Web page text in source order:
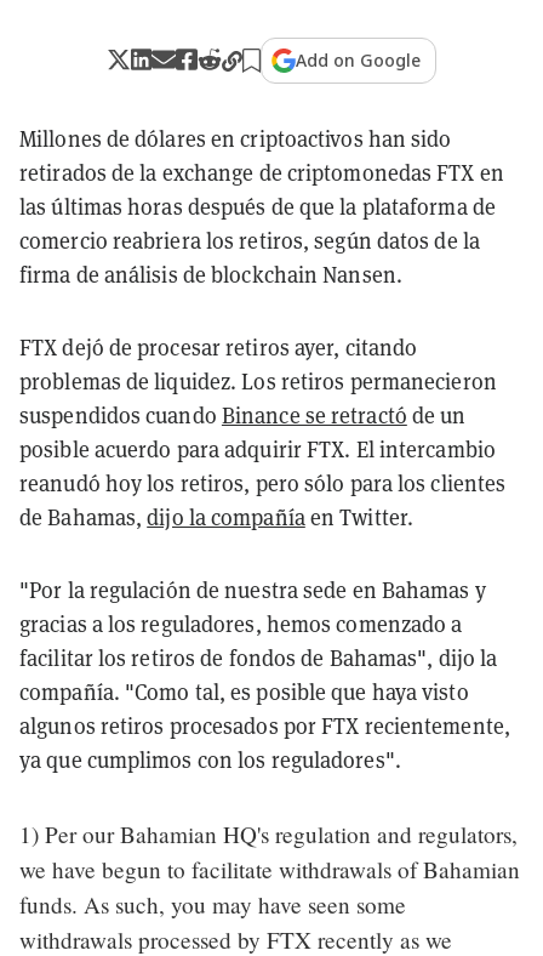
Add on Google
Millones de dólares en criptoactivos han sido
retirados de la exchange de criptomonedas FTX en
las últimas horas después de que la plataforma de
comercio reabriera los retiros, según datos de la
firma de análisis de blockchain Nansen.
FTX dejó de procesar retiros ayer, citando
problemas de liquidez. Los retiros permanecieron
suspendidos cuando Binance se retractó de un
posible acuerdo para adquirir FTX. El intercambio
reanudó hoy los retiros, pero sólo para los clientes
de Bahamas,dijo la compañíaen Twitter.
"Por la regulación de nuestra sede en Bahamas y
gracias a los reguladores, hemos comenzado a
facilitar los retiros de fondos de Bahamas", dijo la
compañía. "Como tal, es posible que haya visto
algunos retiros procesados por FTX recientemente,
ya que cumplimos con los reguladores".
1) Per our Bahamian HQ's regulation and regulators,
we have begun to facilitate withdrawals of Bahamian
funds. As such, you may have seen some
withdrawals processed by FTX recently as we